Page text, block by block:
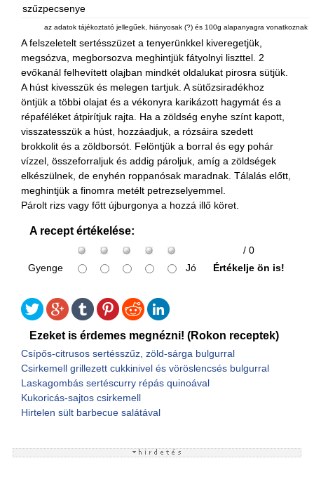
szűzpecsenye
az adatok tájékoztató jellegűek, hiányosak (?) és 100g alapanyagra vonatkoznak
A felszeletelt sertésszüzet a tenyerünkkel kiveregetjük,
megsózva, megborsozva meghintjük fátyolnyi liszttel. 2
evőkanál felhevített olajban mindkét oldalukat pirosra sütjük.
A húst kivesszük és melegen tartjuk. A sütőzsiradékhoz
öntjük a többi olajat és a vékonyra karikázott hagymát és a
répaféléket átpirítjuk rajta. Ha a zöldség enyhe színt kapott,
visszatesszük a húst, hozzáadjuk, a rózsáira szedett
brokkolit és a zöldborsót. Felöntjük a borral és egy pohár
vízzel, összeforraljuk és addig pároljuk, amíg a zöldségek
elkészülnek, de enyhén roppanósak maradnak. Tálalás előtt,
meghintjük a finomra metélt petrezselyemmel.
Párolt rizs vagy főtt újburgonya a hozzá illő köret.
A recept értékelése:
/ 0
Gyenge
Jó Értékelje ön is!
Ezeket is érdemes megnézni! (Rokon receptek)
Csípős-citrusos sertésszűz, zöld-sárga bulgurral
Csirkemell grillezett cukkinivel és vöröslencsés bulgurral
Laskagombás sertéscurry répás quinoával
Kukoricás-sajtos csirkemell
Hirtelen sült barbecue salátával